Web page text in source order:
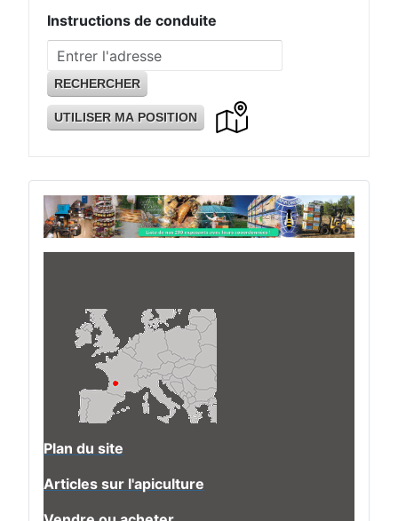
Instructions de conduite
UTILISER MA POSITION
Plan du site
Articles sur l'apiculture